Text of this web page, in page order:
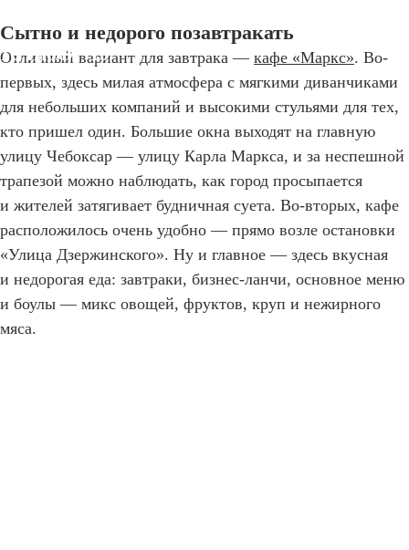
16 Июля` 19
Сытно и недорого позавтракать
Отличный вариант для завтрака — кафе «Маркс». Во-
первых, здесь милая атмосфера с мягкими диванчиками
для небольших компаний и высокими стульями для тех,
кто пришел один. Большие окна выходят на главную
улицу Чебоксар — улицу Карла Маркса, и за неспешной
трапезой можно наблюдать, как город просыпается
и жителей затягивает будничная суета. Во-вторых, кафе
расположилось очень удобно — прямо возле остановки
«Улица Дзержинского». Ну и главное — здесь вкусная
и недорогая еда: завтраки, бизнес-ланчи, основное меню
и боулы — микс овощей, фруктов, круп и нежирного
мяса.